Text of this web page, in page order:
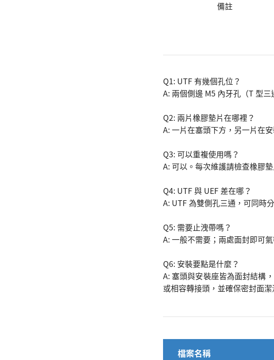
備註
Q1: UTF 有幾個孔位？
A: 兩個側邊 M5 內牙孔（T 型
Q2: 兩片橡膠墊片在哪裡？
A: 一片在塞頭下方，另一片在
Q3: 可以重複使用嗎？
A: 可以。每次維護請檢查橡膠
Q4: UTF 與 UEF 差在哪？
A: UTF 為雙側孔三通，可同時
Q5: 需要止洩帶嗎？
A: 一般不需要；兩處面封即可
Q6: 安裝要點是什麼？
A: 塞頭與安裝座皆為面封結構
或相容轉接頭，並確保密封面潔
檔案名稱